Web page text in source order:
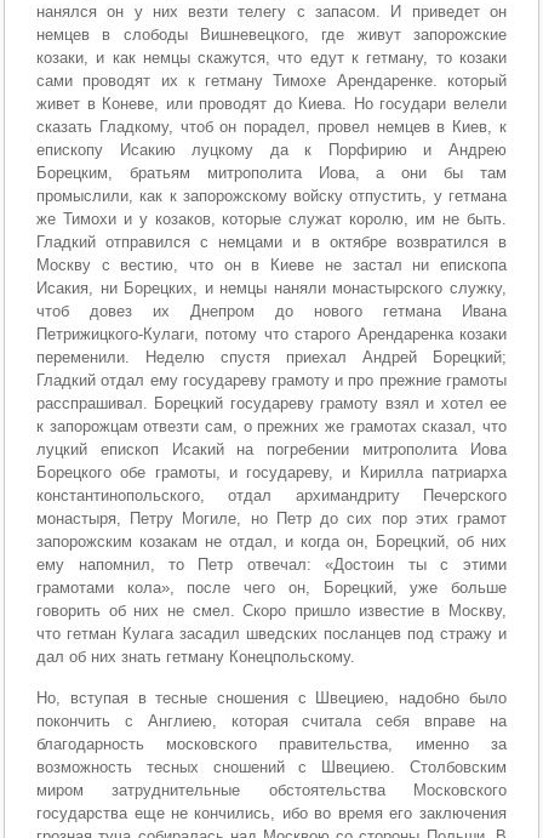
нанялся он у них везти телегу с запасом. И приведет он
немцев в слободы Вишневецкого, где живут запорожские
козаки, и как немцы скажутся, что едут к гетману, то козаки
сами проводят их к гетману Тимохе Арендаренке. который
живет в Коневе, или проводят до Киева. Но государи велели
сказать Гладкому, чтоб он порадел, провел немцев в Киев, к
епископу Исакию луцкому да к Порфирию и Андрею
Борецким, братьям митрополита Иова, а они бы там
промыслили, как к запорожскому войску отпустить, у гетмана
же Тимохи и у козаков, которые служат королю, им не быть.
Гладкий отправился с немцами и в октябре возвратился в
Москву с вестию, что он в Киеве не застал ни епископа
Исакия, ни Борецких, и немцы наняли монастырского служку,
чтоб довез их Днепром до нового гетмана Ивана
Петрижицкого-Кулаги, потому что старого Арендаренка козаки
переменили. Неделю спустя приехал Андрей Борецкий;
Гладкий отдал ему государеву грамоту и про прежние грамоты
расспрашивал. Борецкий государеву грамоту взял и хотел ее
к запорожцам отвезти сам, о прежних же грамотах сказал, что
луцкий епископ Исакий на погребении митрополита Иова
Борецкого обе грамоты, и государеву, и Кирилла патриарха
константинопольского, отдал архимандриту Печерского
монастыря, Петру Могиле, но Петр до сих пор этих грамот
запорожским козакам не отдал, и когда он, Борецкий, об них
ему напомнил, то Петр отвечал: «Достоин ты с этими
грамотами кола», после чего он, Борецкий, уже больше
говорить об них не смел. Скоро пришло известие в Москву,
что гетман Кулага засадил шведских посланцев под стражу и
дал об них знать гетману Конецпольскому.
Но, вступая в тесные сношения с Швециею, надобно было
покончить с Англиею, которая считала себя вправе на
благодарность московского правительства, именно за
возможность тесных сношений с Швециею. Столбовским
миром затруднительные обстоятельства Московского
государства еще не кончились, ибо во время его заключения